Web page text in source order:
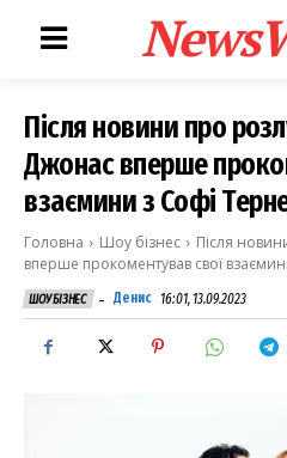
Після новини про
Джонас вперше
взаємини з Софі
Головна Шоу бізнес
Після
вперше прокоментував свої
ШОУ БІЗНЕС - Денис 16:01, 13.09.2023